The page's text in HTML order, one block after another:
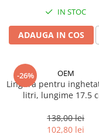
Spania / Cipru / Africa
Sare de mare din
Sare de mare naturala
Portugalia
Sare de roca
Sare speciala
Prajitore paine
Gratare
Cesti, boluri, vesela
IN STOC
ADAUGA IN COS
-26% OEM
Lingura pentru
litri, lungime 17.5
138,00 lei
102,80 lei